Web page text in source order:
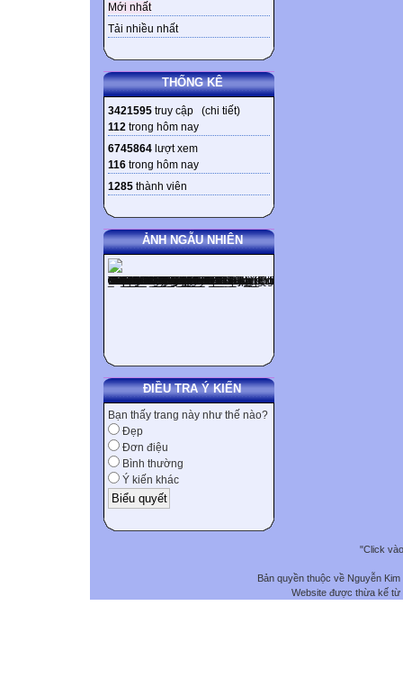
Mới nhất
Tải nhiều nhất
THỐNG KÊ
3421595 truy cập (chi tiết)
112 trong hôm nay
6745864 lượt xem
116 trong hôm nay
1285 thành viên
ẢNH NGẪU NHIÊN
ĐIỀU TRA Ý KIẾN
Bạn thấy trang này như thế nào?
Đẹp
Đơn điệu
Bình thường
Ý kiến khác
"Click
Bản quyền thuộc về Nguyễn
Website được thừa kế từ